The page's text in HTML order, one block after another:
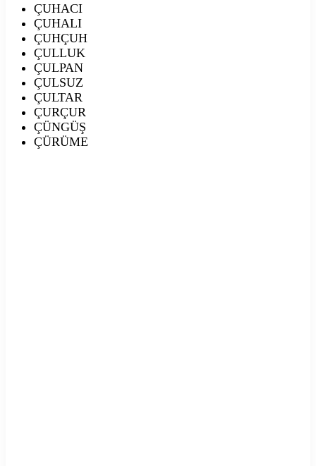
ÇUHACI
ÇUHALI
ÇUHÇUH
ÇULLUK
ÇULPAN
ÇULSUZ
ÇULTAR
ÇURÇUR
ÇÜNGÜŞ
ÇÜRÜME